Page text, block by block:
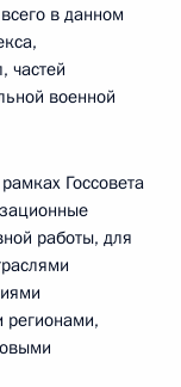
в данном
частей
военной
Госсовета
работы, для
регионами,